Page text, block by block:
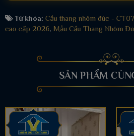
Từ khóa: Cầu thang nhôm đúc -
cao cấp 2026, Mẫu Cầu Thang Nhôm
SẢN PHẨM